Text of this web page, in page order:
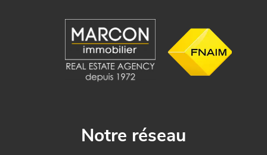
Notre réseau